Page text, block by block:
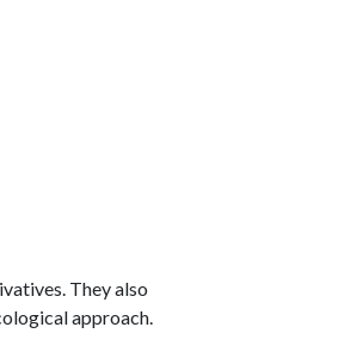
They also
approach.